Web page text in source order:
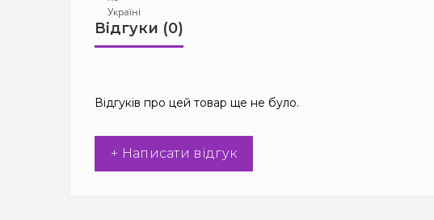
Відгуки (0)
Відгуків про цей товар ще не було.
+ Написати відгук